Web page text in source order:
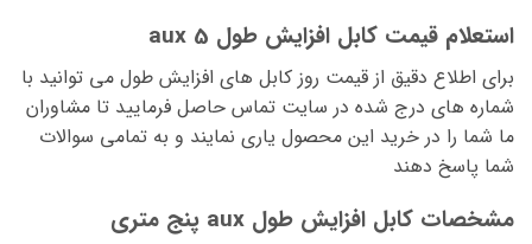
استعلام قیمت کابل افزایش طول aux 5
برای اطلاع دقیق از قیمت روز کابل های افزایش طول می توانید با
شماره های درج شده در سایت تماس حاصل فرمایید تا مشاوران
ما شما را در خرید این محصول یاری نمایند و به تمامی سوالات
شما پاسخ دهند
مشخصات کابل افزایش طول aux پنج متری